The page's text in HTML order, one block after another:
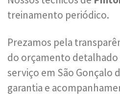
treinamento periódico.
Prezamos pela
do orçamento detalhado
serviço em São Gonçalo
garantia e